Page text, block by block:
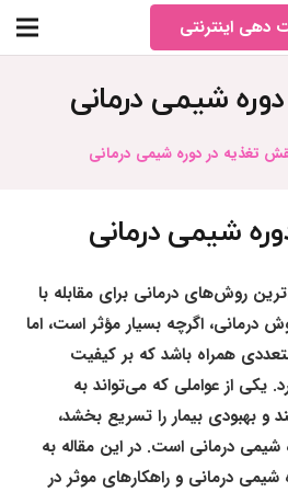
دهی اینترنتی
شیمی درمانی
تغذیه در دوره شیمی درمانی
شیمی درمانی
روش‌های درمانی برای مقابله با
اگرچه بسیار مؤثر است، اما
همراه باشد که بر کیفیت
یکی از عواملی که می‌تواند به
بهبودی بیمار را تسریع بخشد،
درمانی است. در این مقاله به
درمانی و راهکارهای موثر در